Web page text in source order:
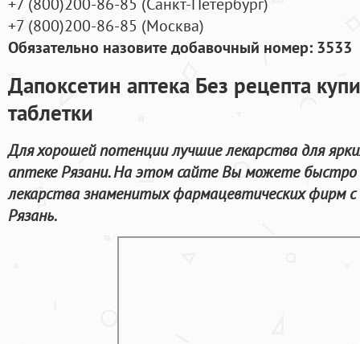
+7 (800)200-86-85 (Москва)
Обязательно назовите добавочный номер: 3533
Дапоксетин аптека Без рецепта
таблетки
Для хорошей потенции лучшие лекарства для
аптеке Рязани. На этом сайте Вы можете быстро
лекарства знаменитых фармацевтических фирм
Рязань.